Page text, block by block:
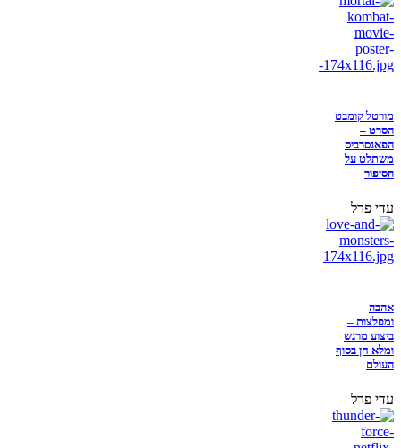
מורטל קומבט
הסרט –
הפאנסרביס
משתלט על
הסיפור
עדי פרל
אהבה
ומפלצות –
ביצוע מרגש
ומלא חן בסוף
העולם
עדי פרל